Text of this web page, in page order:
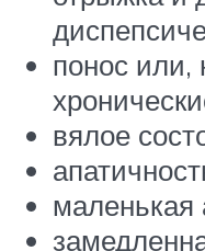
понос или,
вялое
маленькая